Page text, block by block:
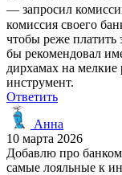
— запросил
комиссия своего
чтобы реже
бы рекомендовал
дирхамах на мелкие
инструмент.
Ответить
Анна
10 марта 2026
Добавлю про
самые лояльные к